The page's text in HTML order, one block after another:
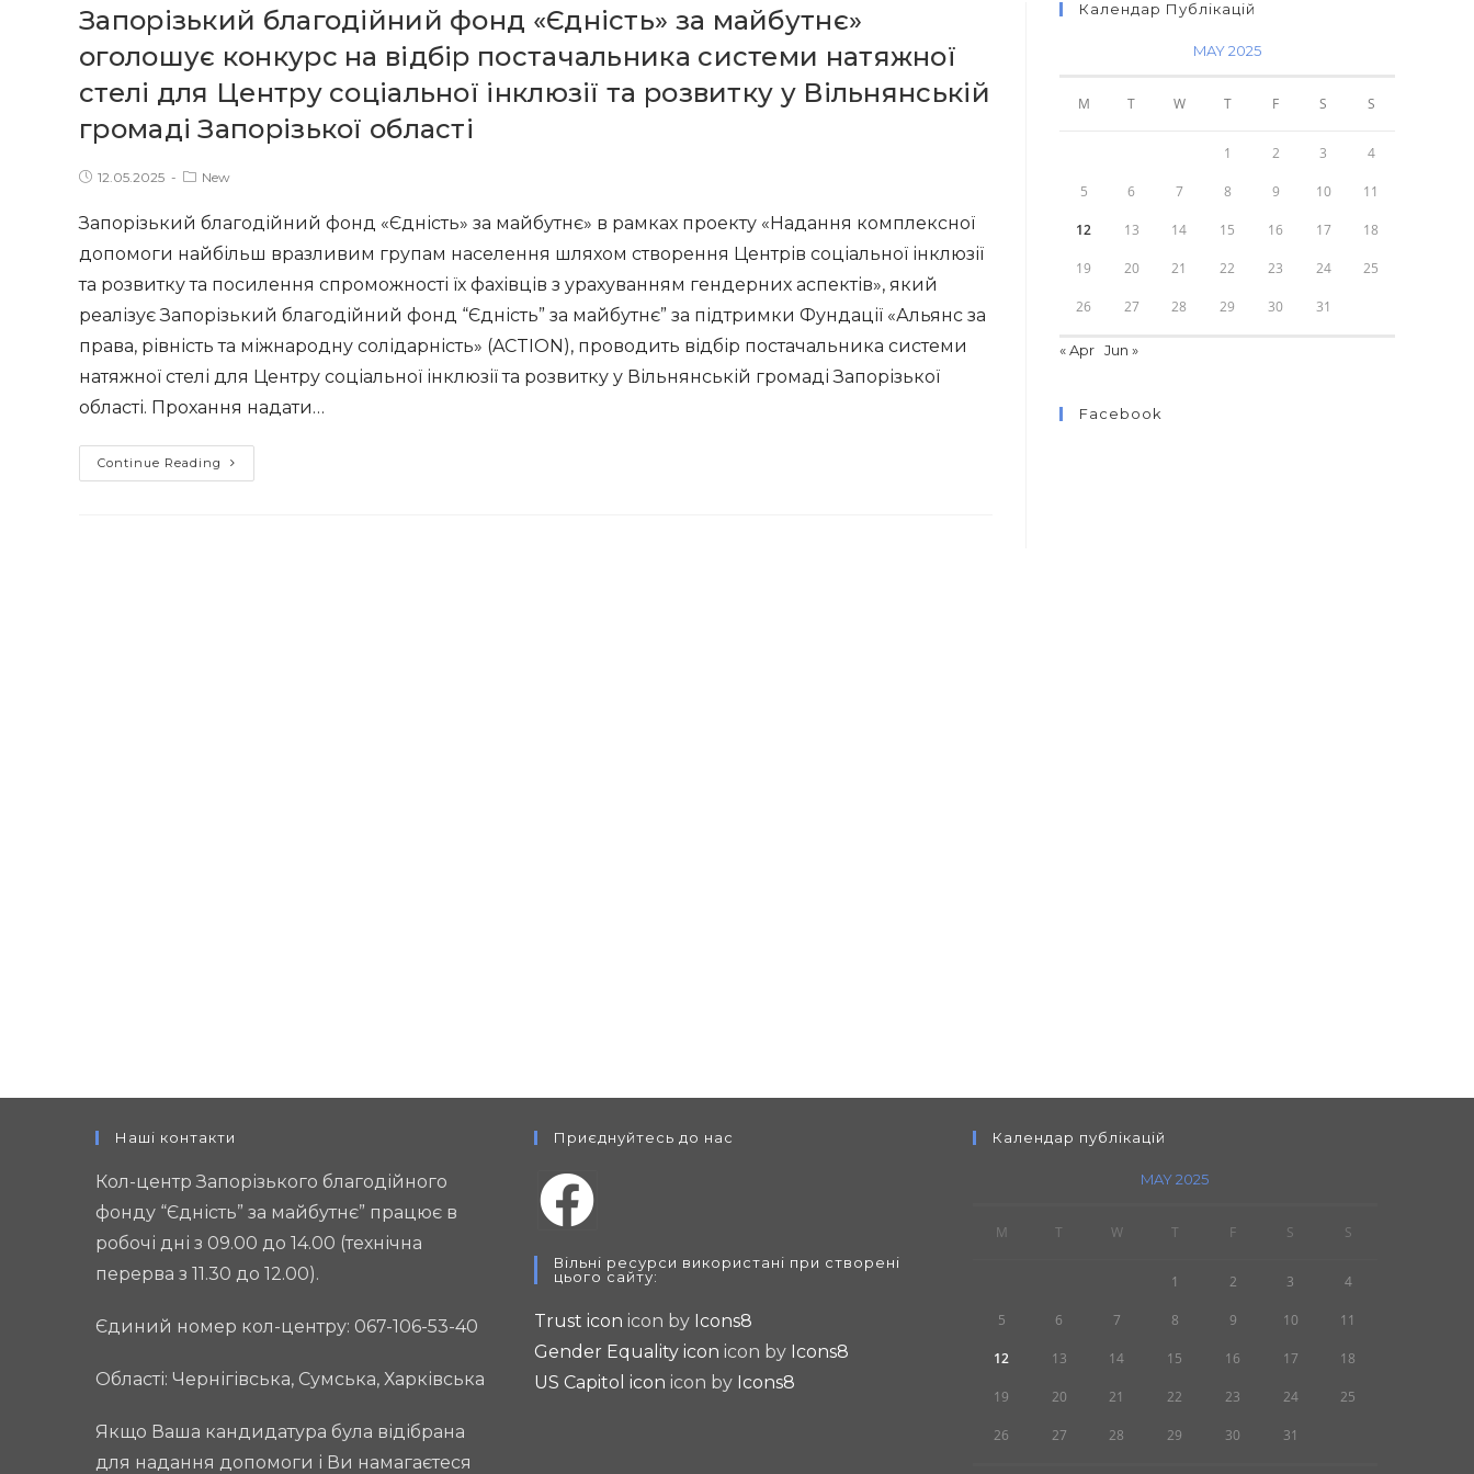
Запорізький благодійний фонд «Єдність» за майбутнє»
оголошує конкурс на відбір постачальника системи натяжної
стелі для Центру соціальної інклюзії та розвитку у Вільнянській
громаді Запорізької області
Post12.05.2025
PostNew
Запорізький благодійний фонд «Єдність» за майбутнє» в рамках проекту «Надання комплексної
допомоги найбільш вразливим групам населення шляхом створення Центрів соціальної інклюзії
та розвитку та посилення спроможності їх фахівців з урахуванням гендерних аспектів», який
реалізує Запорізький благодійний фонд “Єдність” за майбутнє” за підтримки Фундації «Альянс за
права, рівність та міжнародну солідарність» (ACTION), проводить відбір постачальника системи
натяжної стелі для Центру соціальної інклюзії та розвитку у Вільнянській громаді Запорізької
області. Прохання надати…
Continue Reading
благодійний
Календар Публікацій
MAY 2025
M T W T F S S
1 2 3 4
5 6 7 8 9 10 11
12 13 14 15 16 17 18
19 20 21 22 23 24 25
26 27 28 29 30 31
« Apr Jun »
Facebook
Наші контакти
Кол-центр Запорізького благодійного
фонду “Єдність” за майбутнє” працює в
робочі дні з 09.00 до 14.00 (технічна
перерва з 11.30 до 12.00).
Єдиний номер кол-центру: 067-106-53-40
Області: Чернігівська, Сумська, Харківська
Якщо Ваша кандидатура була відібрана
для надання допомоги і Ви намагаєтеся
Приєднуйтесь до нас
new
tab
Вільні ресурси використані при створені
цього сайту:
Trust icon icon by Icons8
Gender Equality icon icon by Icons8
US Capitol icon icon by Icons8
Календар публікацій
MAY 2025
M T W T F S S
1 2 3 4
5 6 7 8 9 10 11
12 13 14 15 16 17 18
19 20 21 22 23 24 25
26 27 28 29 30 31